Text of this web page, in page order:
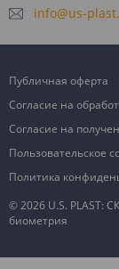
info@us-
© 2026 U.S. PLAST:
биометрия
Публичная оферта
Согласие на
Согласие на
Пользовательское
Политика